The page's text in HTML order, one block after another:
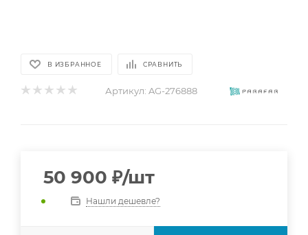
В ИЗБРАННОЕ СРАВНИТЬ
Артикул: AG-276888
50 900 ₽/шт
Нашли дешевле?